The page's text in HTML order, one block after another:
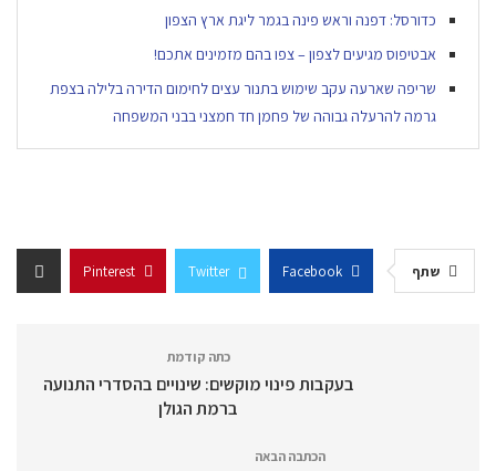
כדורסל: דפנה וראש פינה בגמר ליגת ארץ הצפון
אבטיפוס מגיעים לצפון – צפו בהם מזמינים אתכם!
שריפה שארעה עקב שימוש בתנור עצים לחימום הדירה בלילה בצפת
גרמה להרעלה גבוהה של פחמן חד חמצני בבני המשפחה
שתף Facebook
Twitter
Pinterest
כתה קודמת
בעקבות פינוי מוקשים: שינויים בהסדרי התנועה
ברמת הגולן
הכתבה הבאה